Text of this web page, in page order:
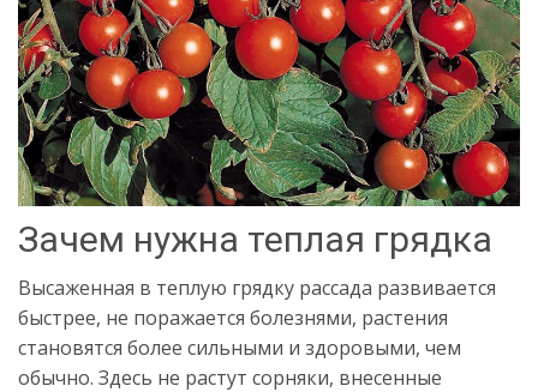
Зачем нужна теплая грядка
Высаженная в теплую грядку рассада развивается
быстрее, не поражается болезнями, растения
становятся более сильными и здоровыми, чем
обычно. Здесь не растут сорняки, внесенные